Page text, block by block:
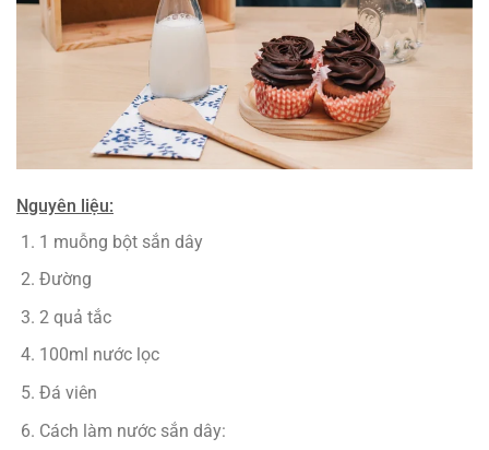
Nguyên liệu:
1 muỗng bột sắn dây
Đường
2 quả tắc
100ml nước lọc
Đá viên
Cách làm nước sắn dây: